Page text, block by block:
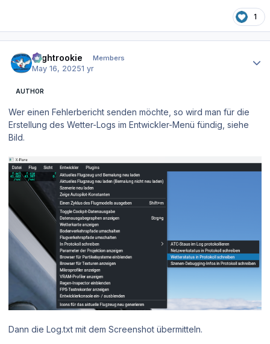
1
Flightrookie Members
May 16, 20251 yr
AUTHOR
Wer einen Fehlerbericht senden möchte, so wird man für die
Erstellung des Wetter-Logs im Entwickler-Menü fündig, siehe
Bild.
Dann die Log.txt mit dem Screenshot übermitteln.